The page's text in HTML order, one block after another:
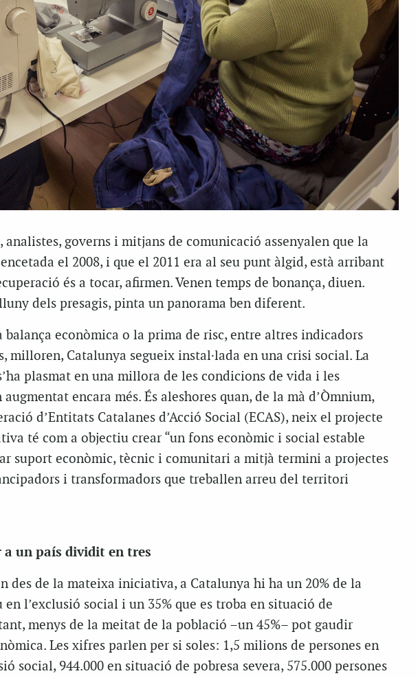
analistes, governs i mitjans de comunicació assenyalen que la
el 2008, i que el 2011 era al seu punt àlgid, està arribant
és a tocar, afirmen. Venen temps de bonança, diuen.
dels presagis, pinta un panorama ben diferent.
balança econòmica o la prima de risc, entre altres indicadors
milloren, Catalunya segueix instal·lada en una crisi social. La
plasmat en una millora de les condicions de vida i les
encara més. És aleshores quan, de la mà d’Òmnium,
d’Entitats Catalanes d’Acció Social (ECAS), neix el projecte
té com a objectiu crear “un fons econòmic i social estable
suport econòmic, tècnic i comunitari a mitjà termini a projectes
i transformadors que treballen arreu del territori
a un país dividit en tres
des de la mateixa iniciativa, a Catalunya hi ha un 20% de la
l’exclusió social i un 35% que es troba en situació de
menys de la meitat de la població –un 45%– pot gaudir
Les xifres parlen per si soles: 1,5 milions de persones en
social, 944.000 en situació de pobresa severa, 575.000 persones